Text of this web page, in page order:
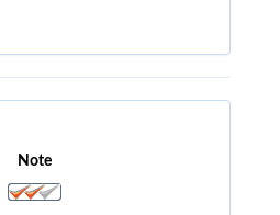
Note